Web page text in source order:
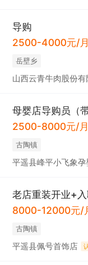
导购
2500-4000元/月
岳壁乡
山西云青牛肉股份有
母婴店导购员（
2500-8000元/月
古陶镇
平遥县峰平小飞象
老店重装开业+
8000-12000元/
古陶镇
平遥县佩号首饰店